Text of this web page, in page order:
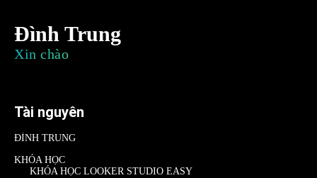
Đình Trung
Xin chào
Tài nguyên
ĐÌNH TRUNG
KHÓA HỌC
KHÓA HỌC LOOKER STUDIO EASY